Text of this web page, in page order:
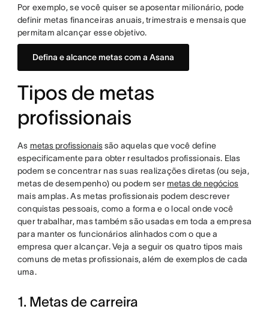
Por exemplo, se você quiser se aposentar milionário, pode
definir metas financeiras anuais, trimestrais e mensais que
permitam alcançar esse objetivo.
Defina e alcance metas com a Asana
Tipos de metas
profissionais
As metas profissionaissão aquelas que você define
especificamente para obter resultados profissionais. Elas
podem se concentrar nas suas realizações diretas (ou seja,
metas de desempenho) ou podem ser metas de negócios
mais amplas. As metas profissionais podem descrever
conquistas pessoais, como a forma e o local onde você
quer trabalhar, mas também são usadas em toda a empresa
para manter os funcionários alinhados com o que a
empresa quer alcançar. Veja a seguir os quatro tipos mais
comuns de metas profissionais, além de exemplos de cada
uma.
1. Metas de carreira